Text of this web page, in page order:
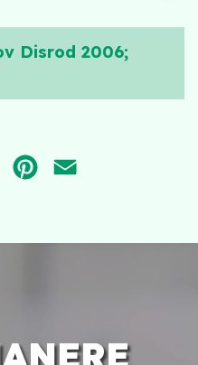
Disrod 2006;
LINKEDINPINTEREST